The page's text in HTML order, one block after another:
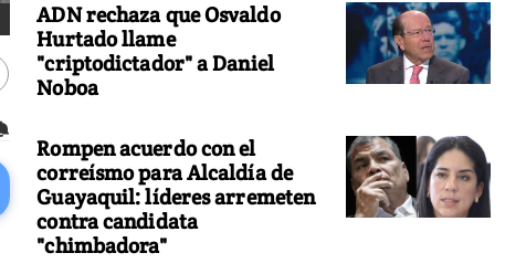
ADN rechaza que Osvaldo
Hurtado llame
"criptodictador" a Daniel
Noboa
Rompen acuerdo con el
correísmo para Alcaldía de
Guayaquil: líderes arremeten
contra candidata
"chimbadora"